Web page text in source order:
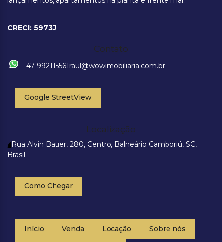
CRECI: 5973J
Contato
47 992115561raul@wowimobiliaria.com.br
Google StreetView
Localização
Rua Alvin Bauer, 280, Centro, Balneário Camboriú, SC,
Brasil
Como Chegar
Início Venda Locação Sobre nós